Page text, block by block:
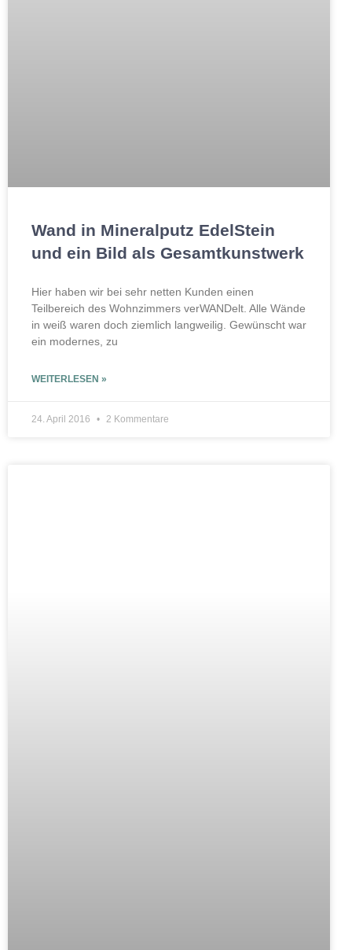
Wand in Mineralputz EdelStein
und ein Bild als Gesamtkunstwerk
Hier haben wir bei sehr netten Kunden einen
Teilbereich des Wohnzimmers verWANDelt. Alle Wände
in weiß waren doch ziemlich langweilig. Gewünscht war
ein modernes, zu
WEITERLESEN »
24. April 2016 2 Kommentare